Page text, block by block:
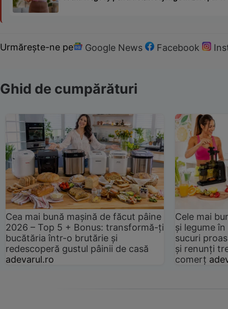
Urmărește-ne pe Google News Facebook
Ghid de cumpărături
Cea mai bună mașină de făcut pâine
2026 – Top 5 + Bonus: transformă-ți
bucătăria într-o brutărie și
redescoperă gustul pâinii de casă
adevarul.ro
Cele mai
și legume
sucuri
și renunți
comerț